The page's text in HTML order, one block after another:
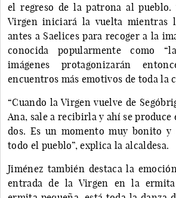
el regreso de la patrona al pueblo.
Virgen iniciará la vuelta mientras
antes a Saelices para recoger a la
conocida popularmente como
imágenes protagonizarán
encuentros más emotivos de toda la
“Cuando la Virgen vuelve de
Ana, sale a recibirla y ahí se
dos. Es un momento muy bonito y
todo el pueblo”, explica la alcaldesa.
Jiménez también destaca la
entrada de la Virgen en la